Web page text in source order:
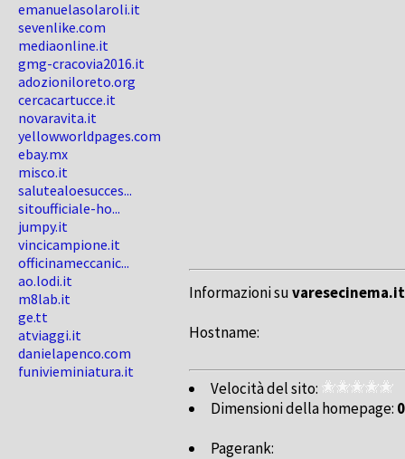
emanuelasolaroli.it
sevenlike.com
mediaonline.it
gmg-cracovia2016.it
adozioniloreto.org
cercacartucce.it
novaravita.it
yellowworldpages.com
ebay.mx
misco.it
salutealoesucces...
sitoufficiale-ho...
jumpy.it
vincicampione.it
officinameccanic...
ao.lodi.it
m8lab.it
ge.tt
atviaggi.it
danielapenco.com
funivieminiatura.it
Informazioni suvaresecinema.it
Hostname:
Velocità del sito:
Dimensioni della homepage: 0
Pagerank: